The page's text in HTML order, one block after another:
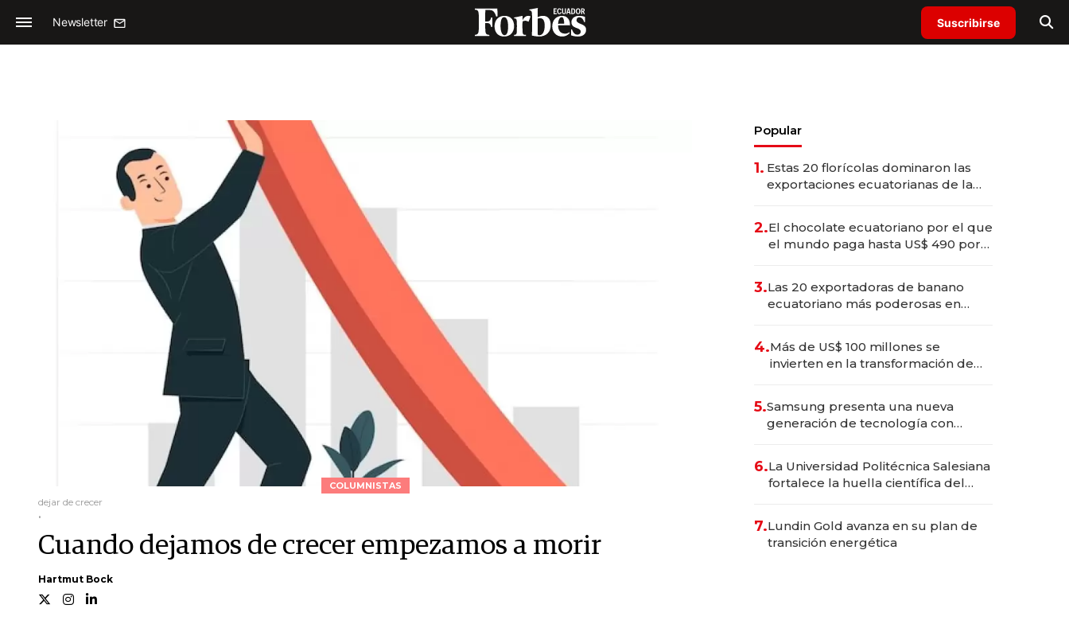
Newsletter Suscribirse
COLUMNISTAS
dejar de crecer
.
Cuando dejamos de crecer empezamos a morir
Hartmut Bock
Popular
1. Estas 20 florícolas dominaron las
exportaciones ecuatorianas de la
2.El chocolate ecuatoriano por el que
el mundo paga hasta US$ 490 por
3.Las 20 exportadoras de banano
ecuatoriano más poderosas en
4.Más de US$ 100 millones se
invierten en la transformación de
5.Samsung presenta una nueva
generación de tecnología con
6.La Universidad Politécnica Salesiana
fortalece la huella científica del
7.Lundin Gold avanza en su plan de
transición energética